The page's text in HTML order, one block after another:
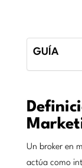
GUÍA
Un broker en
actúa como